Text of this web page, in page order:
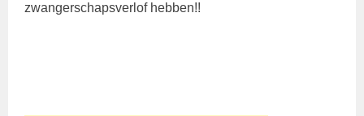
zwangerschapsverlof hebben!!